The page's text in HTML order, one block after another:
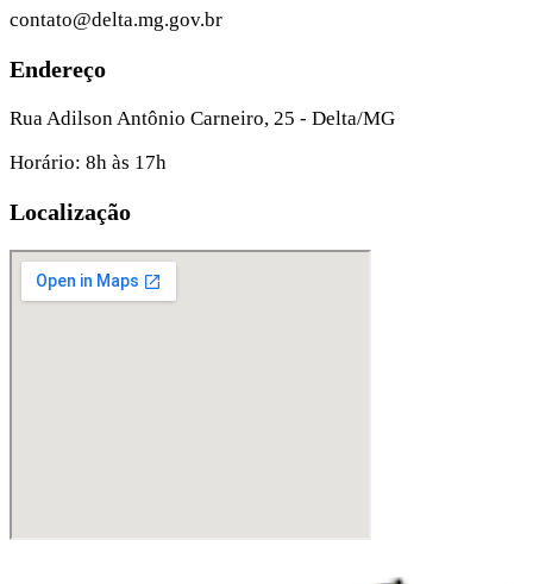
contato@delta.mg.gov.br
Endereço
Rua Adilson Antônio Carneiro, 25 - Delta/MG
Horário: 8h às 17h
Localização